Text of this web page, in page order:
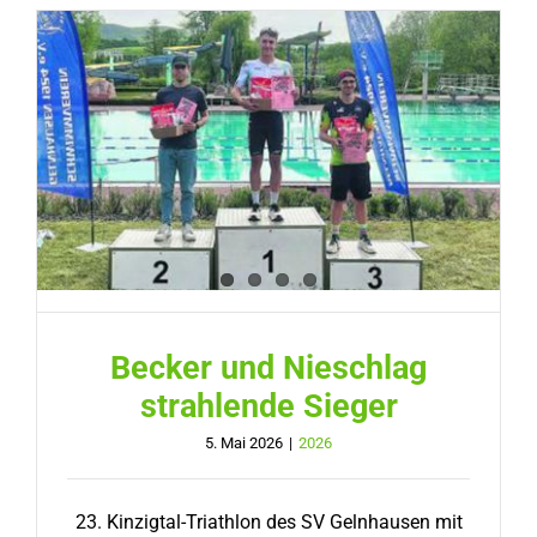
Becker und Nieschlag
strahlende Sieger
5. Mai 2026 | 2026
23. Kinzigtal-Triathlon des SV Gelnhausen mit